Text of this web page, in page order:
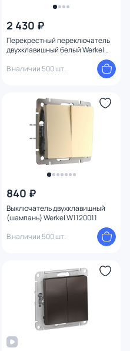
2 430 ₽
Перекрестный переключатель
двухклавишный белый Werkel
В наличии 500 шт.
840 ₽
Выключатель двухклавишный
(шампань) Werkel W1120011
В наличии 500 шт.